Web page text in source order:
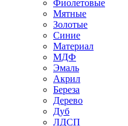
Фиолетовые
Мятные
Золотые
Синие
Материал
МДФ
Эмаль
Акрил
Береза
Дерево
Дуб
ЛДСП